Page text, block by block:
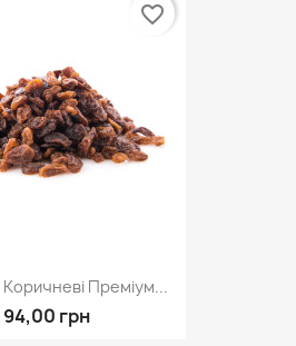
Преміум...
94,00 грн
favorite_border